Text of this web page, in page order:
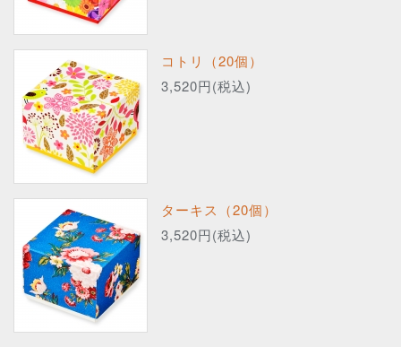
コトリ（20個）
3,520円(税込)
ターキス（20個）
3,520円(税込)